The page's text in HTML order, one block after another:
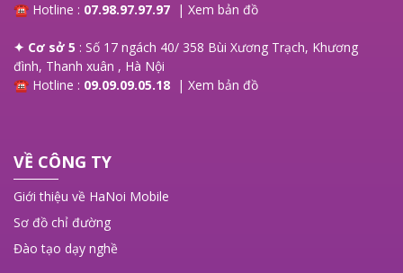
Giải phóng ý tưởng với bút Apple Pencil và bàn phím
Magic Keyboard, iPad Pro 13 inch 2024 trở thành công cụ
sáng tạo không giới hạn. Bút Apple Pencil cho phép bạn
ghi chú, vẽ và chỉnh sửa với độ chính xác cao, trong khi
☎ Hotline : 07.98.97.97.97 | Xem bản đồ
✦ Cơ sở 5 : Số 17 ngách 40/ 358 Bùi Xương Trạch, Khương
đình, Thanh xuân , Hà Nội
☎ Hotline : 09.09.09.05.18 | Xem bản đồ
VỀ CÔNG TY
Giới thiệu về HaNoi Mobile
Sơ đồ chỉ đường
Đào tạo dạy nghề